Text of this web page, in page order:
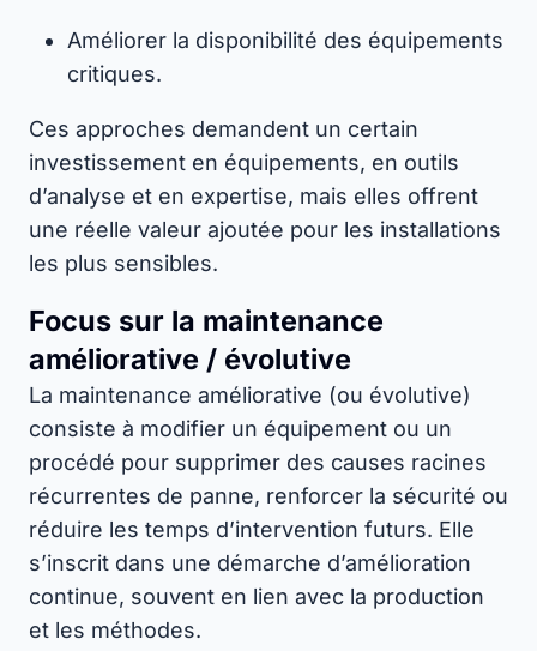
Améliorer la disponibilité des équipements
critiques.
Ces approches demandent un certain
investissement en équipements, en outils
d’analyse et en expertise, mais elles offrent
une réelle valeur ajoutée pour les installations
les plus sensibles.
Focus sur la maintenance
améliorative / évolutive
La maintenance améliorative (ou évolutive)
consiste à modifier un équipement ou un
procédé pour supprimer des causes racines
récurrentes de panne, renforcer la sécurité ou
réduire les temps d’intervention futurs. Elle
s’inscrit dans une démarche d’amélioration
continue, souvent en lien avec la production
et les méthodes.